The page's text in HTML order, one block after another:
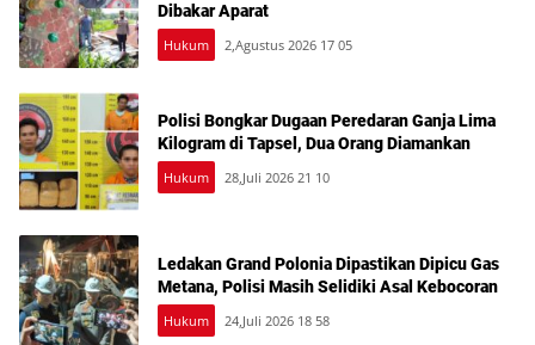
Dibakar Aparat
Hukum 2,Agustus 2026 17 05
Polisi Bongkar Dugaan Peredaran Ganja Lima
Kilogram di Tapsel, Dua Orang Diamankan
Hukum 28,Juli 2026 21 10
Ledakan Grand Polonia Dipastikan Dipicu Gas
Metana, Polisi Masih Selidiki Asal Kebocoran
Hukum 24,Juli 2026 18 58